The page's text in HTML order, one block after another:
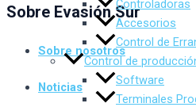
Controladoras
Accesorios
Control de
Control de
Software
Terminales
Sobre Evasión Sur
Sobre nosotros
Noticias